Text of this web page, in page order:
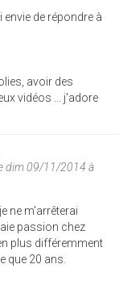
envie de répondre à
avoir des
vidéos ... j'adore
dim 09/11/2014 à
ne m'arrêterai
passion chez
plus différemment
que 20 ans.